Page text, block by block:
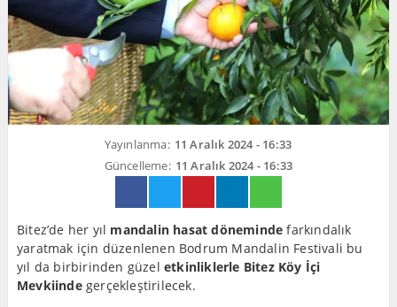
Yayınlanma: 11 Aralık 2024 - 16:33
Güncelleme: 11 Aralık 2024 - 16:33
Bitez’de her yıl mandalin hasat döneminde farkındalık
yaratmak için düzenlenen Bodrum Mandalin Festivali bu
yıl da birbirinden güzel etkinliklerle Bitez Köy İçi
Mevkiindegerçekleştirilecek.